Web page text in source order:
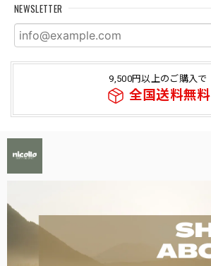
NEWSLETTER
9,500円以上のご購入で
全国送料無料